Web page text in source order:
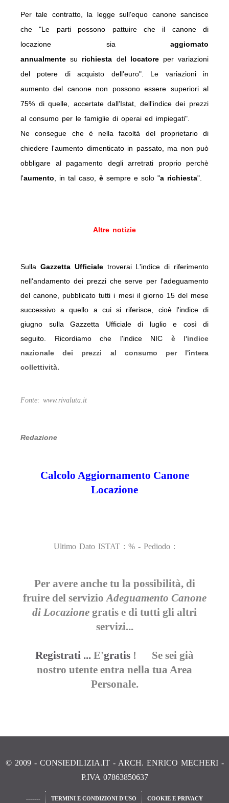
Per tale contratto, la legge sull'equo canone sancisce
che "Le parti possono pattuire che il canone di
locazione sia aggiornato
annualmente su richiesta del locatoreper variazioni
del potere di acquisto dell'euro". Le variazioni in
aumento del canone non possono essere superiori al
75% di quelle, accertate dall'Istat, dell'indice dei prezzi
al consumo per le famiglie di operai ed impiegati".
Ne consegue che è nella facoltà del proprietario di
chiedere l'aumento dimenticato in passato, ma non può
obbligare al pagamento degli arretrati proprio perchè
l'aumento , in tal caso, è sempre e solo "a richiesta".
Altre notizie
Sulla Gazzetta Ufficialetroverai L'indice di riferimento
nell'andamento dei prezzi che serve per l'adeguamento
del canone, pubblicato tutti i mesi il giorno 15 del mese
successivo a quello a cui si riferisce, cioè l'indice di
giugno sulla Gazzetta Ufficiale di luglio e così di
seguito. Ricordiamo che l'indice NIC è l'indice
nazionale dei prezzi al consumo per l'intera
collettività.
Fonte: www.rivaluta.it
Redazione
Calcolo Aggiornamento Canone
Locazione
Ultimo Dato ISTAT : % - Pediodo :
Per avere anche tu la possibilità, di
fruire del servizio Adeguamento Canone
di Locazione gratis e di tutti gli altri
servizi...
Registrati ... E'gratis ! Se sei già
nostro utente entra nella tua Area
Personale.
© 2009 - CONSIEDILIZIA.IT - ARCH. ENRICO MECHERI -
P.IVA 07863850637
------- TERMINI E CONDIZIONI D'USO COOKIE E PRIVACY